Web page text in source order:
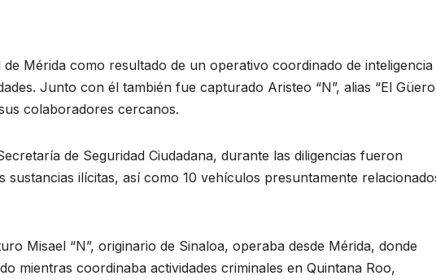
Mérida como resultado de un operativo coordinado de inteligencia
Junto con él también fue capturado Aristeo “N”, alias “El
colaboradores cercanos.
de Seguridad Ciudadana, durante las diligencias fueron
sustancias ilícitas, así como 10 vehículos presuntamente
Misael “N”, originario de Sinaloa, operaba desde Mérida, donde
mientras coordinaba actividades criminales en Quintana Roo,